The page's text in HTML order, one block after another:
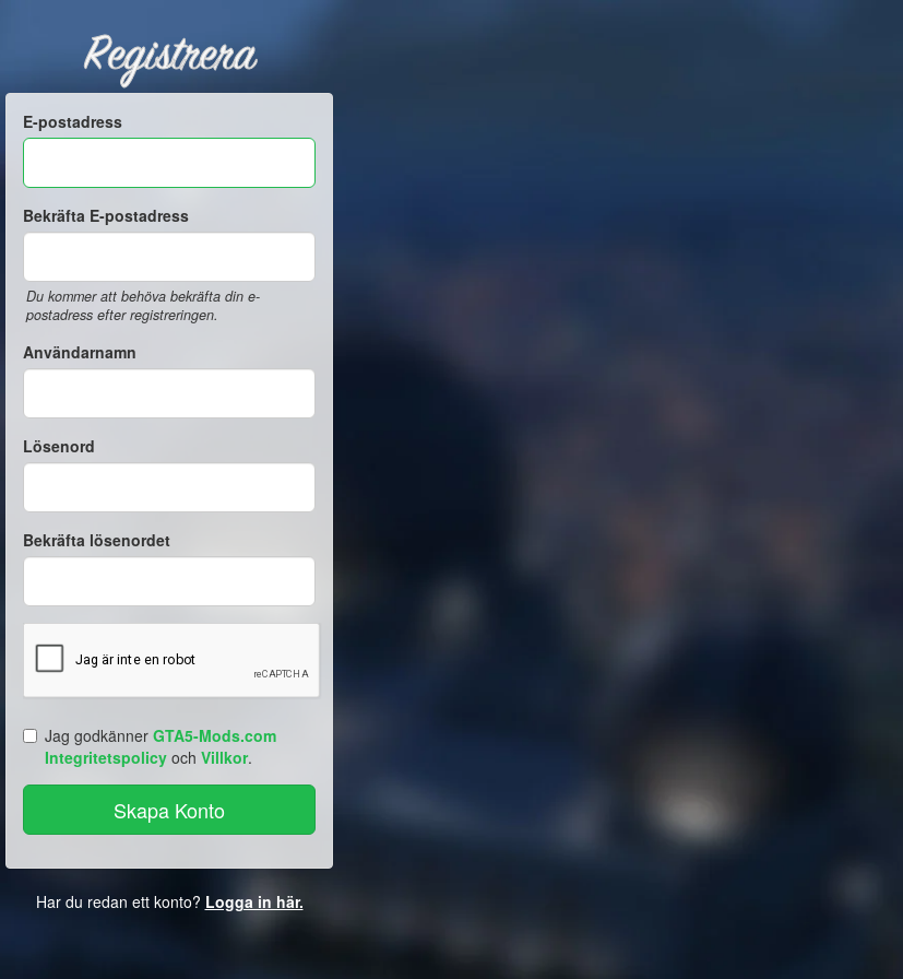
Registrera
E-postadress
Bekräfta E-postadress
Du kommer att behöva bekräfta din e-
postadress efter registreringen.
Användarnamn
Lösenord
Bekräfta lösenordet
Jag godkänner GTA5-Mods.com
Integritetspolicy och Villkor.
Har du redan ett konto? Logga in här.